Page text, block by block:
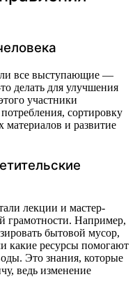
все выступающие —
делать для улучшения
участники
сортировку
материалов и развитие
лекции и мастер-
грамотности. Например,
бытовой мусор,
какие ресурсы помогают
Это знания, которые
ведь изменение